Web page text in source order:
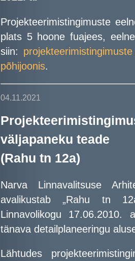
Projekteerimistingimuste
plats 5 hoone fuajees,
siin:
põhijoonis.
04.11.2021
väljapaneku teade
(Rahu tn 12a)
Narva Linnavalitsuse
avalikustab „Rahu tn
Linnavolikogu
tänava detailplaneeringu
Lähtudes